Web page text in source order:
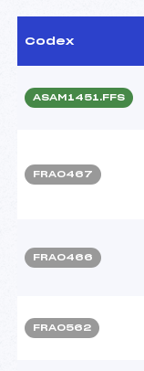
Codex
ASAM1451.FFS
FRA0467
FRA0466
FRA0562